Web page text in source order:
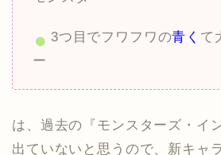
3つ目でフワフワの青く て
ー
は、過去の『モンスターズ・イ
出ていないと思うので、新キャ